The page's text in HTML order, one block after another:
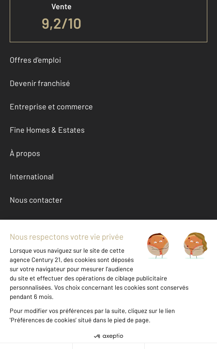
Vente
9,2/10
Offres d'emploi
Devenir franchisé
Entreprise et commerce
Fine Homes & Estates
À propos
International
Nous contacter
Mentions légales & CGU et Barèmes d'honoraires
Données personnelles
Gestionnaire des cookies
Achat maison autour de HEUGUEVILLE SUR SIENNE (50200)